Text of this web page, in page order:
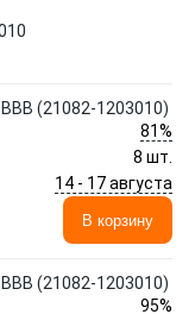
(21082-1203010)
81%
8 шт.
14 - 17 августа
В корзину
(21082-1203010)
95%